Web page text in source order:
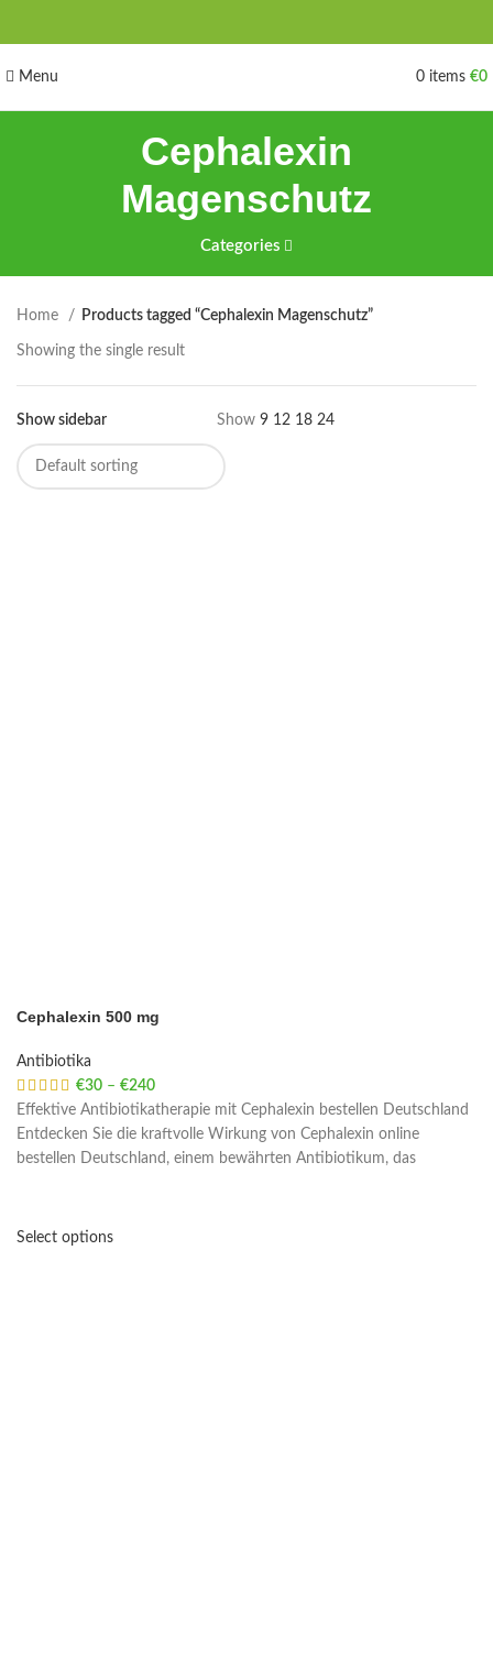
Menu 0 items €0
Cephalexin
Magenschutz
Categories
Home Products tagged “Cephalexin Magenschutz”
Showing the single result
Show sidebar Show 9 12 18 24
Cephalexin 500 mg
Antibiotika
€30 – €240
Effektive Antibiotikatherapie mit Cephalexin bestellen Deutschland
Entdecken Sie die kraftvolle Wirkung von Cephalexin online
bestellen Deutschland, einem bewährten Antibiotikum, das
Select options